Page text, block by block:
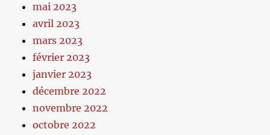
mai 2023
avril 2023
mars 2023
février 2023
janvier 2023
décembre 2022
novembre 2022
octobre 2022